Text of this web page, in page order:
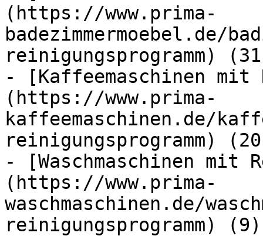
(https://www.prima-
reinigungsprogramm)
- [Kaffeemaschinen mit
(https://www.prima-
kaffeemaschinen.de/
reinigungsprogramm)
- [Waschmaschinen mit
(https://www.prima-
waschmaschinen.de/
reinigungsprogramm) (9)